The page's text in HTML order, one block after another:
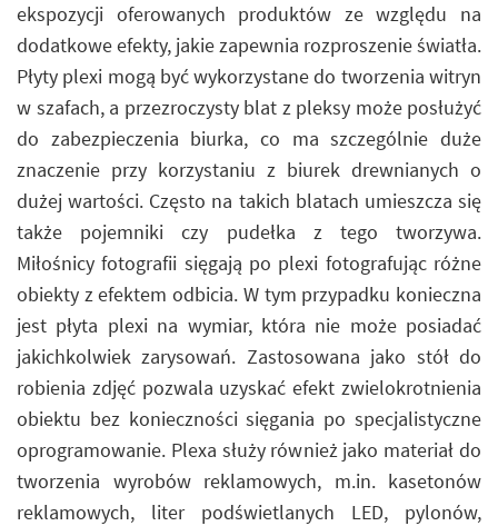
ekspozycji oferowanych produktów ze względu na
dodatkowe efekty, jakie zapewnia rozproszenie światła.
Płyty plexi mogą być wykorzystane do tworzenia witryn
w szafach, a przezroczysty blat z pleksy może posłużyć
do zabezpieczenia biurka, co ma szczególnie duże
znaczenie przy korzystaniu z biurek drewnianych o
dużej wartości. Często na takich blatach umieszcza się
także pojemniki czy pudełka z tego tworzywa.
Miłośnicy fotografii sięgają po plexi fotografując różne
obiekty z efektem odbicia. W tym przypadku konieczna
jest płyta plexi na wymiar, która nie może posiadać
jakichkolwiek zarysowań. Zastosowana jako stół do
robienia zdjęć pozwala uzyskać efekt zwielokrotnienia
obiektu bez konieczności sięgania po specjalistyczne
oprogramowanie. Plexa służy również jako materiał do
tworzenia wyrobów reklamowych, m.in. kasetonów
reklamowych, liter podświetlanych LED, pylonów,